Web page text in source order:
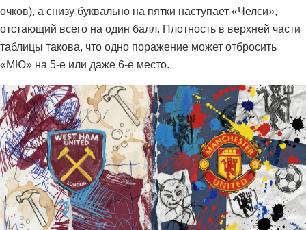
очков), а снизу буквально на пятки наступает «Челси»,
отстающий всего на один балл. Плотность в верхней части
таблицы такова, что одно поражение может отбросить
«МЮ» на 5-е или даже 6-е место.